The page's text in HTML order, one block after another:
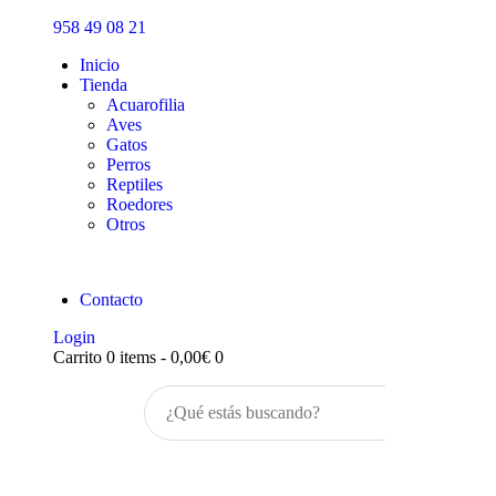
958 49 08 21
Inicio
Tienda
Acuarofilia
Aves
Gatos
Perros
Reptiles
Roedores
Otros
Contacto
Login
Carrito 0 items - 0,00€ 0
Inicio